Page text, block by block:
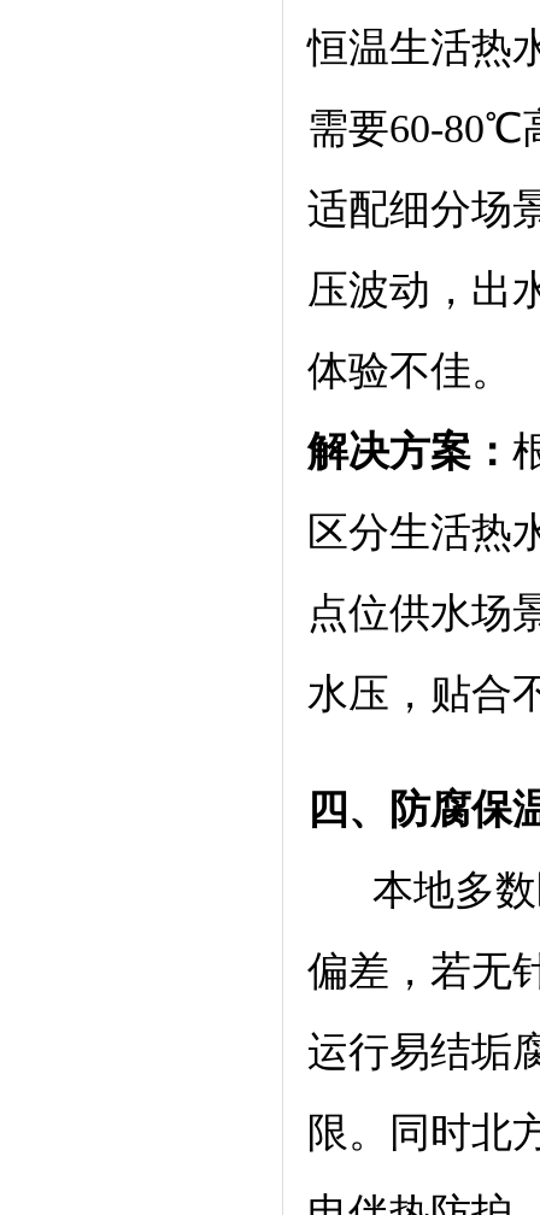
恒温生活热
需要60-80℃
适配细分场
压波动，出
体验不佳。
解决方案：
区分生活热
点位供水场
水压，贴合
四、防腐保
本地多数
偏差，若无
运行易结垢
限。同时北